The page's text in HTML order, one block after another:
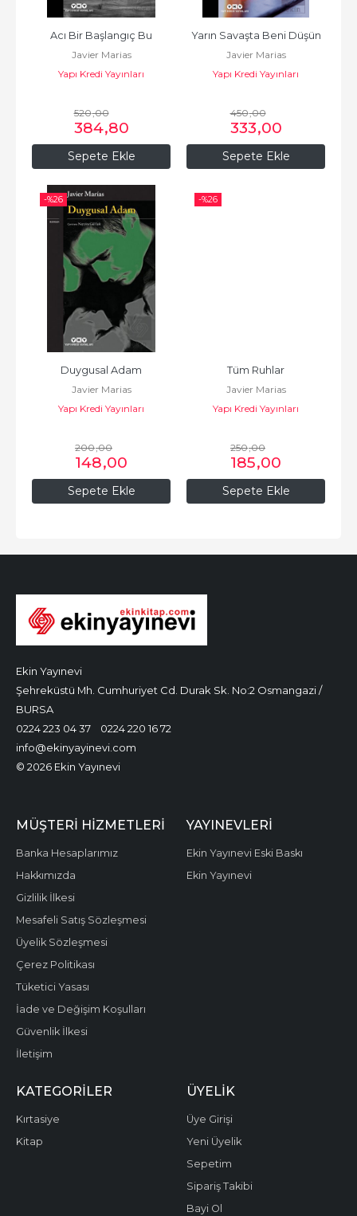
Sepete Ekle
Acı Bir Başlangıç Bu
Javier Marias
Yapı Kredi Yayınları
520,00
384,80
Sepete Ekle
Yarın Savaşta Beni Düşün
Javier Marias
Yapı Kredi Yayınları
450,00
333,00
-%26
Sepete Ekle
Duygusal Adam
Javier Marias
Yapı Kredi Yayınları
200,00
148,00
-%26
Sepete Ekle
Tüm Ruhlar
Javier Marias
Yapı Kredi Yayınları
250,00
185,00
Ekin Yayınevi
Şehreküstü Mh. Cumhuriyet Cd. Durak Sk. No:2 Osmangazi /
BURSA
0224 223 04 37
0224 220 16 72
info@ekinyayinevi.com
© 2026 Ekin Yayınevi
MÜŞTERI HIZMETLERI
Banka Hesaplarımız
Hakkımızda
Gizlilik İlkesi
Mesafeli Satış Sözleşmesi
Üyelik Sözleşmesi
Çerez Politikası
Tüketici Yasası
İade ve Değişim Koşulları
Güvenlik İlkesi
İletişim
YAYINEVLERI
Ekin Yayınevi Eski Baskı
Ekin Yayınevi
KATEGORILER
Kırtasiye
Kitap
ÜYELIK
Üye Girişi
Yeni Üyelik
Sepetim
Sipariş Takibi
Bayi Ol